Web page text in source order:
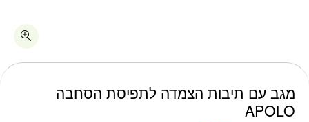
מגב עם תיבות הצמדה לתפיסת הסחבה
APOLO
כמות מגב עם תיבות הצמדה לתפיסת הסחבה APOLO